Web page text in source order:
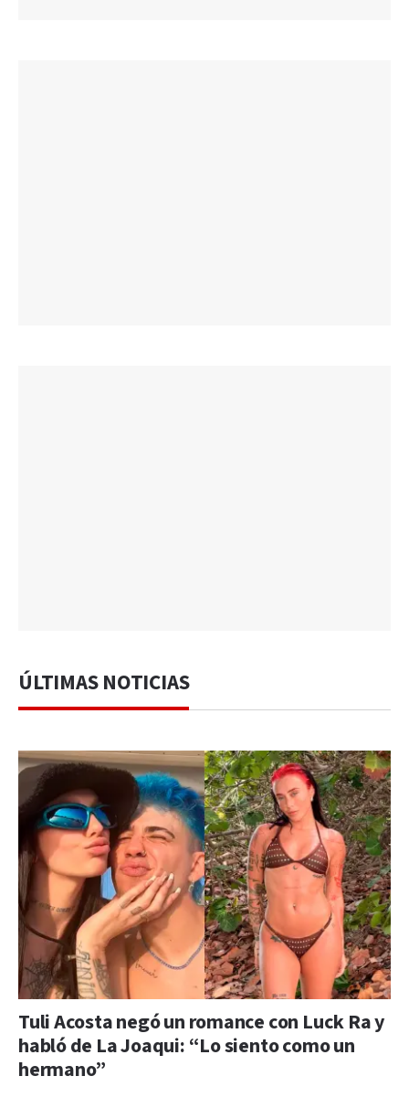
ÚLTIMAS NOTICIAS
Tuli Acosta negó un romance con Luck Ra y
habló de La Joaqui: “Lo siento como un
hermano”